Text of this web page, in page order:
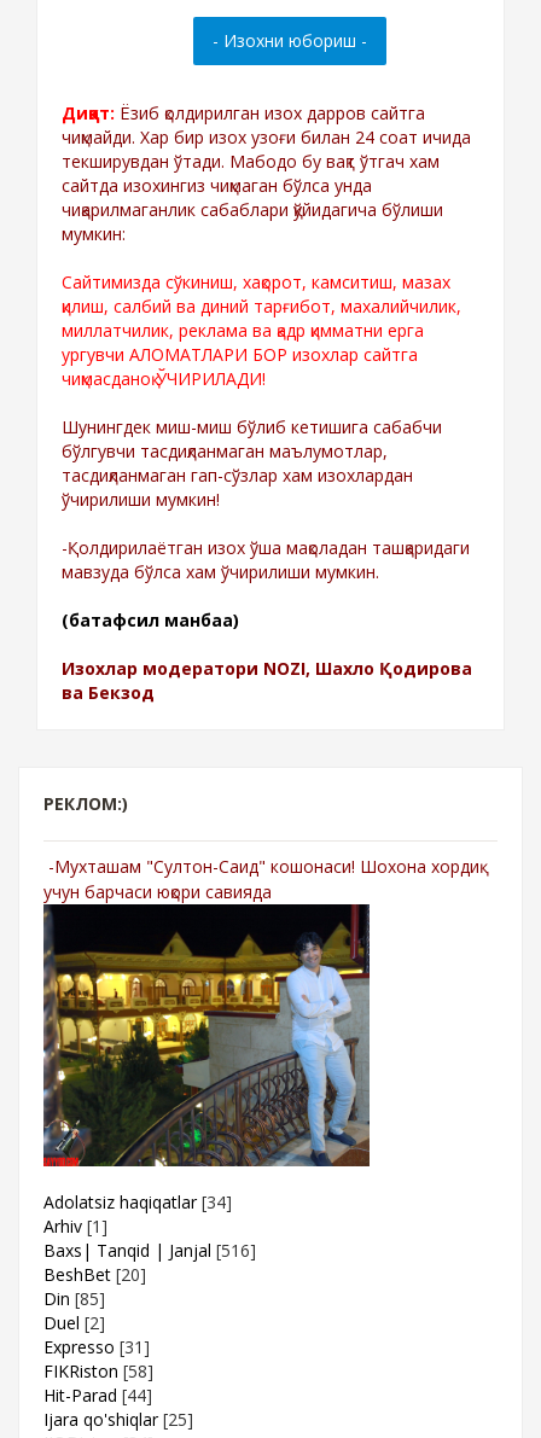
Диққат: Ёзиб қолдирилган изох дарров сайтга
чиқмайди. Хар бир изох узоғи билан 24 соат ичида
текширувдан ўтади. Мабодо бу вақт ўтгач хам
сайтда изохингиз чиқмаган бўлса унда
чиқарилмаганлик сабаблари қўйидагича бўлиши
мумкин:
Сайтимизда сўкиниш, хақорот, камситиш, мазах
қилиш, салбий ва диний тарғибот, махалийчилик,
миллатчилик, реклама ва қадр қимматни ерга
ургувчи АЛОМАТЛАРИ БОР изохлар сайтга
чиқмасданоқ ЎЧИРИЛАДИ!
Шунингдек миш-миш бўлиб кетишига сабабчи
бўлгувчи тасдиқланмаган маълумотлар,
тасдиқланмаган гап-сўзлар хам изохлардан
ўчирилиши мумкин!
-Қолдирилаётган изох ўша мақоладан ташқаридаги
мавзуда бўлса хам ўчирилиши мумкин.
(батафсил манбаа)
Изохлар модератори NOZI, Шахло Қодирова
ва Бекзод
РЕКЛОМ:)
-Мухташам "Султон-Саид" кошонаси! Шохона хордиқ
учун барчаси юқори савияда
Adolatsiz haqiqatlar [34]
Arhiv [1]
Baxs| Tanqid | Janjal [516]
BeshBet [20]
Din [85]
Duel [2]
Expresso [31]
FIKRiston [58]
Hit-Parad [44]
Ijara qo'shiqlar [25]